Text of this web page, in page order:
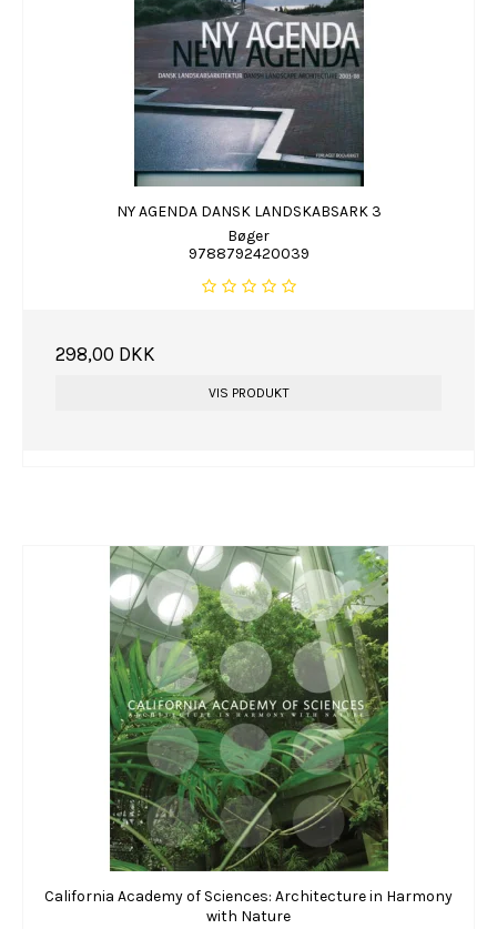
NY AGENDA DANSK LANDSKABSARK 3
Bøger
9788792420039
298,00 DKK
VIS PRODUKT
California Academy of Sciences: Architecture in Harmony
with Nature